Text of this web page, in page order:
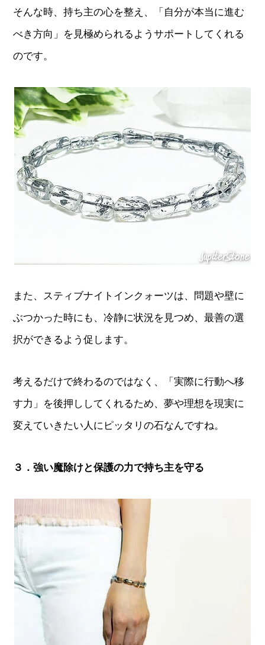
そんな時、持ち主の心を整え、「自分が本当に進む
べき方向」を見極められるようサポートしてくれる
のです。
また、スティブナイトインクォーツは、問題や壁に
ぶつかった時にも、冷静に状況を見つめ、最善の選
択ができるよう促します。
考えるだけで終わるのではなく、「実際に行動へ移
す力」を後押ししてくれるため、夢や理想を現実に
変えていきたい人にピッタリの石なんですね。
３．強い魔除けと保護の力で持ち主を守る